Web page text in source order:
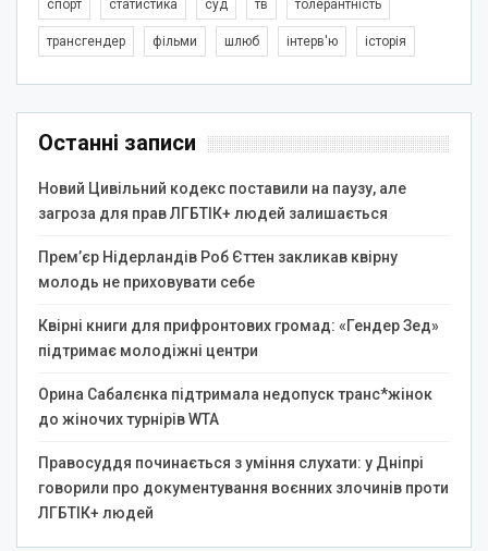
спорт статистика суд тв толерантність
трансгендер фільми шлюб інтерв'ю історія
Останні записи
Новий Цивільний кодекс поставили на паузу, але
загроза для прав ЛГБТІК+ людей залишається
Прем’єр Нідерландів Роб Єттен закликав квірну
молодь не приховувати себе
Квірні книги для прифронтових громад: «Гендер Зед»
підтримає молодіжні центри
Орина Сабалєнка підтримала недопуск транс*жінок
до жіночих турнірів WTA
Правосуддя починається з уміння слухати: у Дніпрі
говорили про документування воєнних злочинів проти
ЛГБТІК+ людей